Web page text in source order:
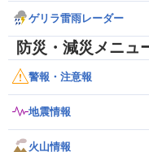
ゲリラ雷雨レーダー
防災・減災メニュ
警報・注意報
地震情報
火山情報